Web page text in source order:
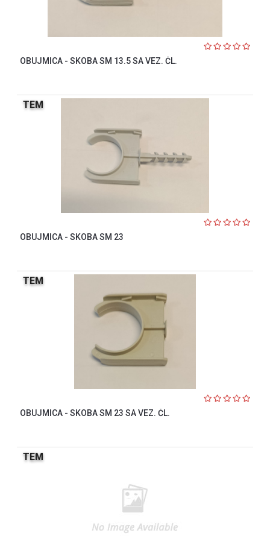
OBUJMICA - SKOBA SM 13.5 SA VEZ. ČL.
TEM
OBUJMICA - SKOBA SM 23
TEM
OBUJMICA - SKOBA SM 23 SA VEZ. ČL.
TEM